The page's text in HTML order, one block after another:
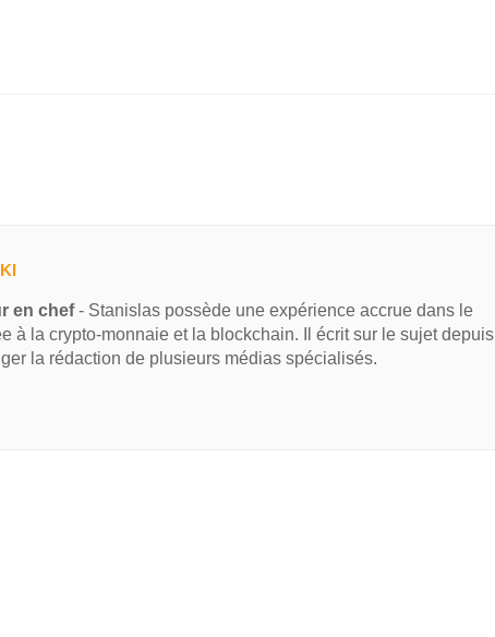
en chef- Stanislas possède une expérience accrue dans le
à la crypto-monnaie et la blockchain. Il écrit sur le sujet depuis
la rédaction de plusieurs médias spécialisés.